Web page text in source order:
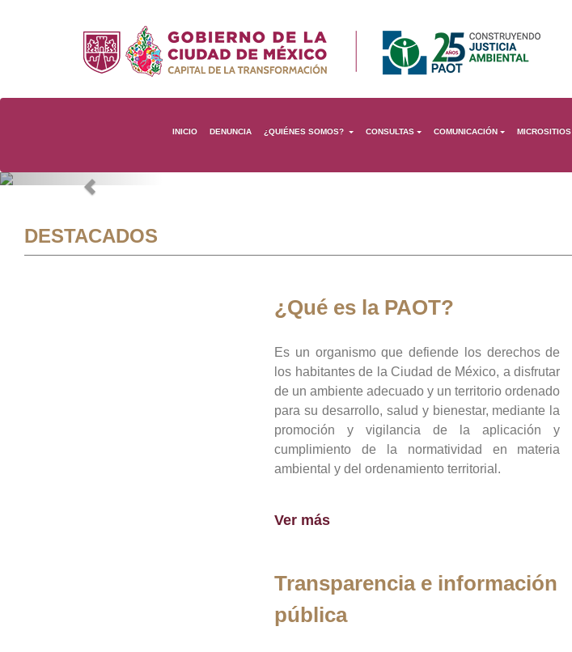
INICIO DENUNCIA ¿QUIÉNES SOMOS? CONSULTAS COMUNICACIÓN MICROSITIOS
Previous
DESTACADOS
¿Qué es la PAOT?
Es un organismo que defiende los derechos de
los habitantes de la Ciudad de México, a disfrutar
de un ambiente adecuado y un territorio ordenado
para su desarrollo, salud y bienestar, mediante la
promoción y vigilancia de la aplicación y
cumplimiento de la normatividad en materia
ambiental y del ordenamiento territorial.
Ver más
Transparencia e información
pública